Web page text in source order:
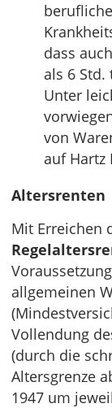
dass
als 6
Unter
von
auf Hartz
Altersrenten
Mit Erreichen
allgemeinen
Vollendung
(durch die
Altersgrenze
1947 um